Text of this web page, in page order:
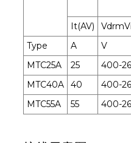
It(AV)
Type
A V
MTC25A
25 400-
MTC40A
40 400-
MTC55A
55 400-